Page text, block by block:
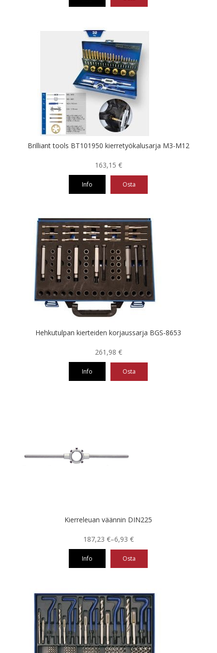
286,18 €.
163,09 €.
Brilliant tools BT101950 kierretyökalusarja M3-M12
163,15 €
Info Osta
Hehkutulpan kierteiden korjaussarja BGS-8653
261,98 €
Info Osta
Kierreleuan väännin DIN225
6,93 €
–
187,23 €Hintaluokka:
6,93 €
Info Osta
useampi
muunnelma.